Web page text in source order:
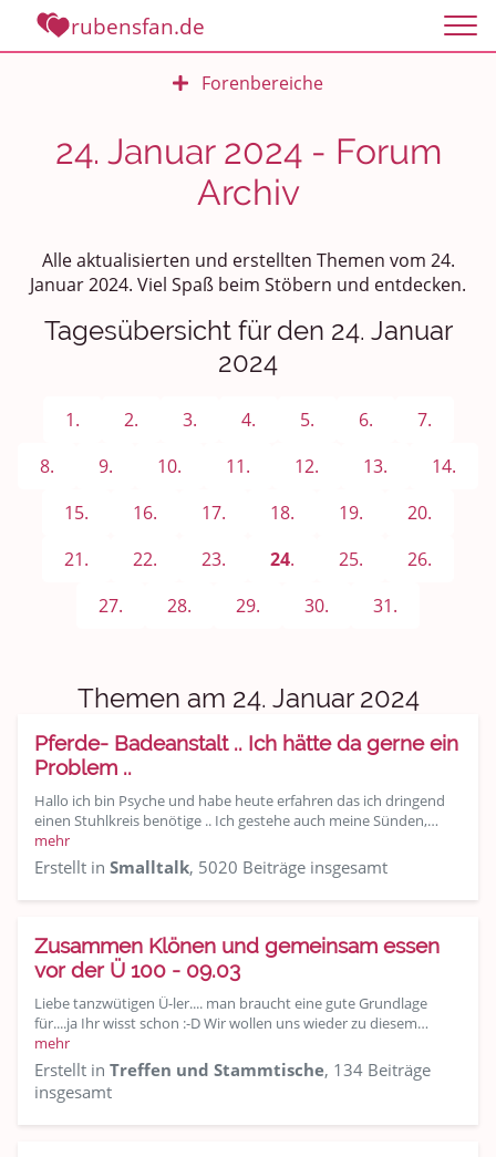
rubensfan.de
Forenbereiche
Rundum Leben
Politik und Weltgeschehen
Persönliches
Treffen und Stammtische
Shopping und Bekleidung
Urlaub und Reisen
Kochen, Backen und Genießen
Anregungen und Support
Spiel, Spaß und Sinnlosigkeit
Gewicht reduzieren
24. Januar 2024 - Forum
Archiv
Alle aktualisierten und erstellten Themen vom 24.
Januar 2024. Viel Spaß beim Stöbern und entdecken.
Tagesübersicht für den 24. Januar
2024
1. 2. 3. 4. 5. 6.
7.
8.
9. 10. 11. 12. 13.
14.
15.
16. 17. 18. 19.
20.
21.
22. 23. 24. 25.
26.
27.
28. 29. 30. 31.
Themen am 24. Januar 2024
Pferde- Badeanstalt .. Ich hätte da gerne ein
Problem ..
Hallo ich bin Psyche und habe heute erfahren das ich dringend
einen Stuhlkreis benötige .. Ich gestehe auch meine Sünden,…
mehr
Erstellt in Smalltalk, 5020 Beiträge insgesamt
Zusammen Klönen und gemeinsam essen
vor der Ü 100 - 09.03
Liebe tanzwütigen Ü-ler.... man braucht eine gute Grundlage
für....ja Ihr wisst schon :-D Wir wollen uns wieder zu diesem…
mehr
Erstellt in Treffen und Stammtische, 134 Beiträge
insgesamt